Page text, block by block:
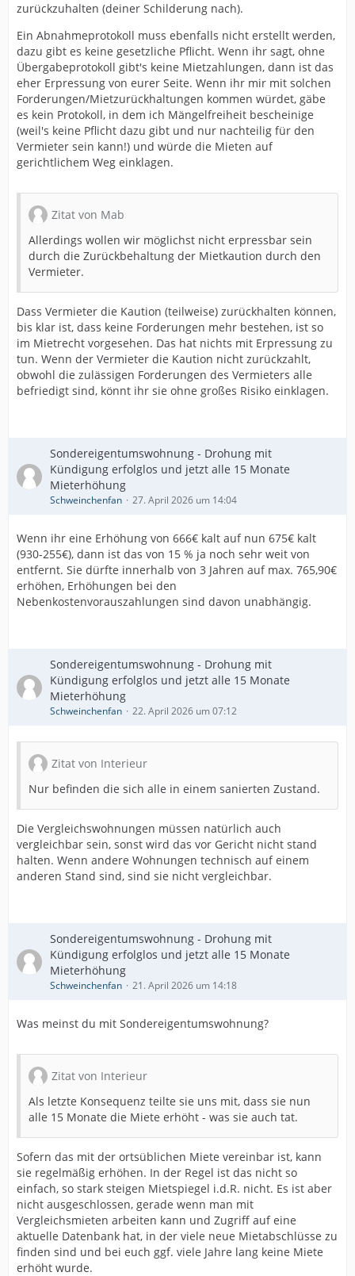
zurückzuhalten (deiner Schilderung nach).
Ein Abnahmeprotokoll muss ebenfalls nicht erstellt werden,
dazu gibt es keine gesetzliche Pflicht. Wenn ihr sagt, ohne
Übergabeprotokoll gibt's keine Mietzahlungen, dann ist das
eher Erpressung von eurer Seite. Wenn ihr mir mit solchen
Forderungen/Mietzurückhaltungen kommen würdet, gäbe
es kein Protokoll, in dem ich Mängelfreiheit bescheinige
(weil's keine Pflicht dazu gibt und nur nachteilig für den
Vermieter sein kann!) und würde die Mieten auf
gerichtlichem Weg einklagen.
Zitat von Mab
Allerdings wollen wir möglichst nicht erpressbar sein
durch die Zurückbehaltung der Mietkaution durch den
Vermieter.
Dass Vermieter die Kaution (teilweise) zurückhalten können,
bis klar ist, dass keine Forderungen mehr bestehen, ist so
im Mietrecht vorgesehen. Das hat nichts mit Erpressung zu
tun. Wenn der Vermieter die Kaution nicht zurückzahlt,
obwohl die zulässigen Forderungen des Vermieters alle
befriedigt sind, könnt ihr sie ohne großes Risiko einklagen.
Sondereigentumswohnung - Drohung mit
Kündigung erfolglos und jetzt alle 15 Monate
Mieterhöhung
Schweinchenfan 27. April 2026 um 14:04
Wenn ihr eine Erhöhung von 666€ kalt auf nun 675€ kalt
(930-255€), dann ist das von 15 % ja noch sehr weit von
entfernt. Sie dürfte innerhalb von 3 Jahren auf max. 765,90€
erhöhen, Erhöhungen bei den
Nebenkostenvorauszahlungen sind davon unabhängig.
Sondereigentumswohnung - Drohung mit
Kündigung erfolglos und jetzt alle 15 Monate
Mieterhöhung
Schweinchenfan 22. April 2026 um 07:12
Zitat von Interieur
Nur befinden die sich alle in einem sanierten Zustand.
Die Vergleichswohnungen müssen natürlich auch
vergleichbar sein, sonst wird das vor Gericht nicht stand
halten. Wenn andere Wohnungen technisch auf einem
anderen Stand sind, sind sie nicht vergleichbar.
Sondereigentumswohnung - Drohung mit
Kündigung erfolglos und jetzt alle 15 Monate
Mieterhöhung
Schweinchenfan 21. April 2026 um 14:18
Was meinst du mit Sondereigentumswohnung?
Zitat von Interieur
Als letzte Konsequenz teilte sie uns mit, dass sie nun
alle 15 Monate die Miete erhöht - was sie auch tat.
Sofern das mit der ortsüblichen Miete vereinbar ist, kann
sie regelmäßig erhöhen. In der Regel ist das nicht so
einfach, so stark steigen Mietspiegel i.d.R. nicht. Es ist aber
nicht ausgeschlossen, gerade wenn man mit
Vergleichsmieten arbeiten kann und Zugriff auf eine
aktuelle Datenbank hat, in der viele neue Mietabschlüsse zu
finden sind und bei euch ggf. viele Jahre lang keine Miete
erhöht wurde.